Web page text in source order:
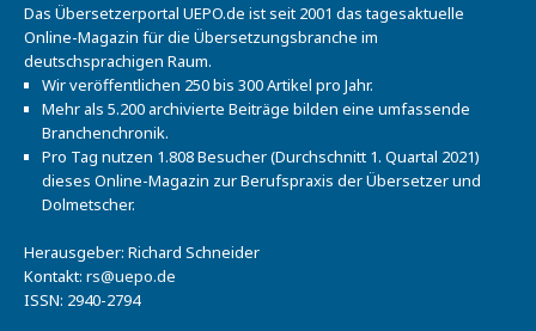
Das Übersetzerportal UEPO.de ist seit 2001 das tagesaktuelle
Online-Magazin für die Übersetzungsbranche im
deutschsprachigen Raum.
Wir veröffentlichen 250 bis 300 Artikel pro Jahr.
Mehr als 5.200 archivierte Beiträge bilden eine umfassende
Branchenchronik.
Pro Tag nutzen 1.808 Besucher (Durchschnitt 1. Quartal 2021)
dieses Online-Magazin zur Berufspraxis der Übersetzer und
Dolmetscher.
Herausgeber: Richard Schneider
Kontakt: rs@uepo.de
ISSN: 2940-2794